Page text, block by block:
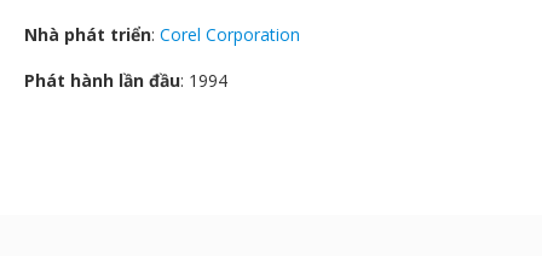
Nhà phát triển: Corel Corporation
Phát hành lần đầu: 1994